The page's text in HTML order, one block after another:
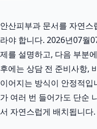
안산피부과 문서를 자연
라야 합니다. 2026년07월
제를 설명하고, 다음 부분
후에는 상담 전 준비사항,
이어지는 방식이 안정적
가 여러 번 들어가도 단순
서 자연스럽게 배치됩니다.